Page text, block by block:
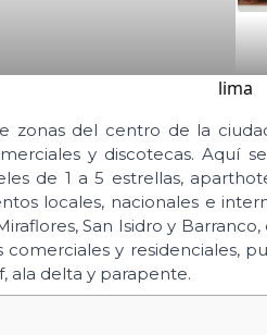
lima
zonas del centro de la
y discotecas. Aquí
de 1 a 5 estrellas,
locales, nacionales e
San Isidro y
y residenciales,
ala delta y parapente.